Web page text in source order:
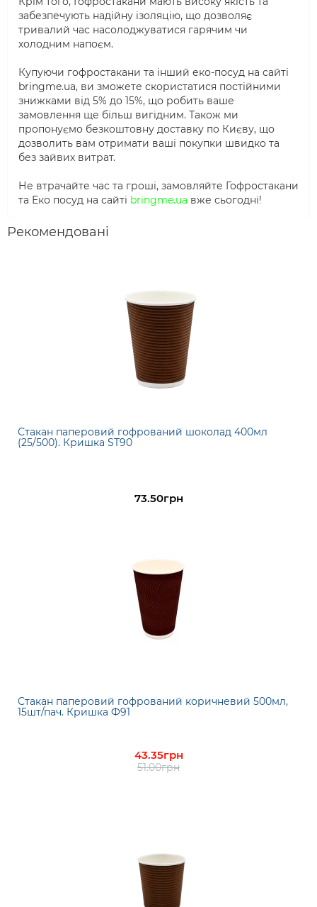
забезпечують надійну ізоляцію, що дозволяє
тривалий час насолоджуватися гарячим чи
холодним напоєм.
Купуючи гофростакани та інший еко-посуд на сайті
bringme.ua, ви зможете скористатися постійними
знижками від 5% до 15%, що робить ваше
замовлення ще більш вигідним. Також ми
пропонуємо безкоштовну доставку по Києву, що
дозволить вам отримати ваші покупки швидко та
без зайвих витрат.
Не втрачайте час та гроші, замовляйте Гофростакани
та Еко посуд на сайті bringme.ua вже сьогодні!
Рекомендовані
Стакан паперовий гофрований шоколад 400мл
(25/500). Кришка ST90
73.50грн
Стакан паперовий гофрований коричневий 500мл,
15шт/пач. Кришка Ф91
43.35грн
51.00грн